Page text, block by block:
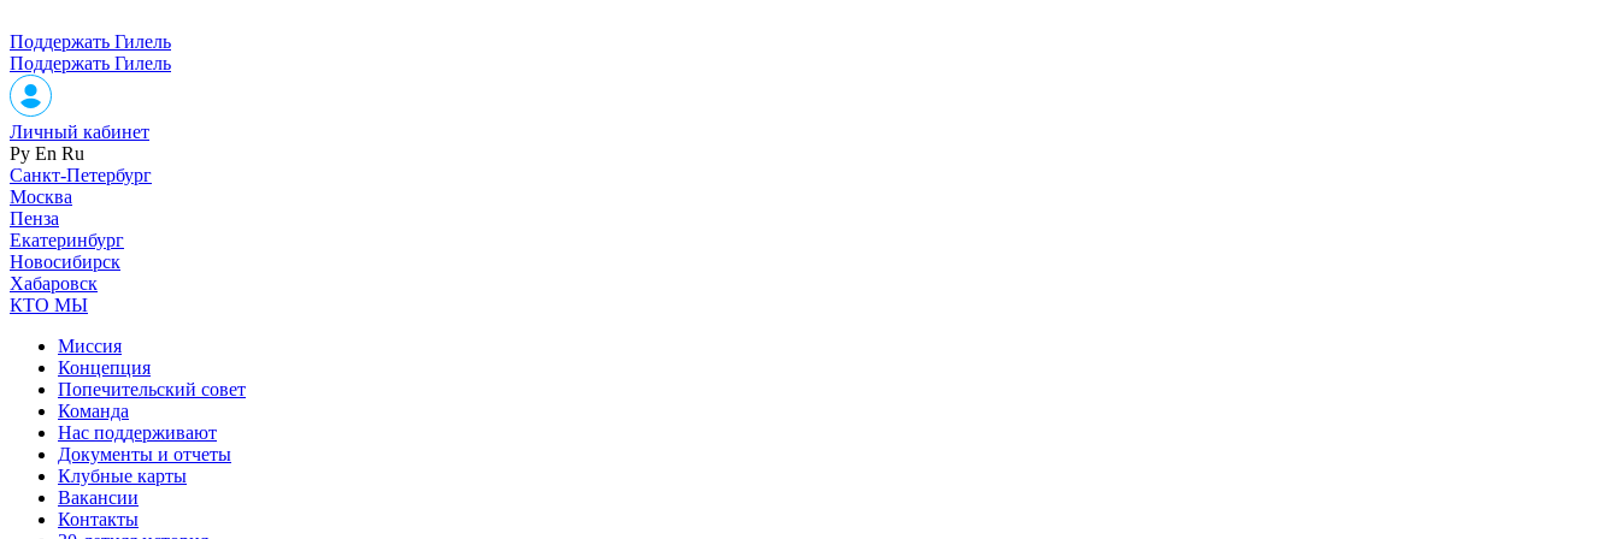
Поддержать Гилель
Поддержать Гилель
Личный кабинет
Ру En Ru
Санкт-Петербург
Москва
Пенза
Екатеринбург
Новосибирск
Хабаровск
КТО МЫ
Миссия
Концепция
Попечительский совет
Команда
Нас поддерживают
Документы и отчеты
Клубные карты
Вакансии
Контакты